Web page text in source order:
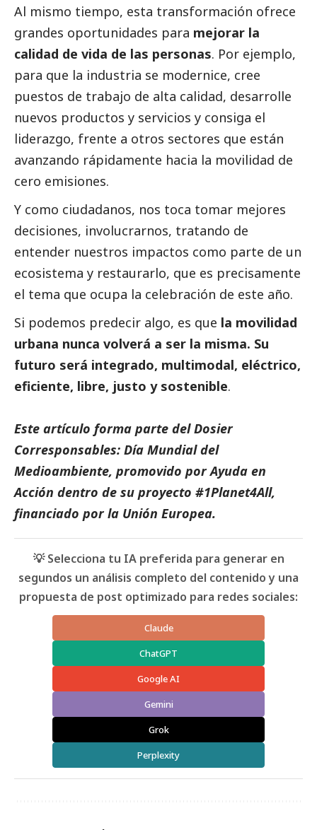
Al mismo tiempo, esta transformación ofrece
grandes oportunidades para mejorar la
calidad de vida de las personas. Por ejemplo,
para que la industria se modernice, cree
puestos de trabajo de alta calidad, desarrolle
nuevos productos y servicios y consiga el
liderazgo, frente a otros sectores que están
avanzando rápidamente hacia la movilidad de
cero emisiones.
Y como ciudadanos, nos toca tomar mejores
decisiones, involucrarnos, tratando de
entender nuestros impactos como parte de un
ecosistema y restaurarlo, que es precisamente
el tema que ocupa la celebración de este año.
Si podemos predecir algo, es que la movilidad
urbana nunca volverá a ser la misma. Su
futuro será integrado, multimodal, eléctrico,
eficiente, libre, justo y sostenible.
Este artículo forma parte delDosier
Corresponsables: Día Mundial del
Medioambiente, promovido por Ayuda en
Acción dentro de su proyecto #1Planet4All,
financiado por la Unión Europea.
💡 Selecciona tu IA preferida para generar en
segundos un análisis completo del contenido y una
propuesta de post optimizado para redes sociales:
Claude
ChatGPT
Google AI
Gemini
Grok
Perplexity